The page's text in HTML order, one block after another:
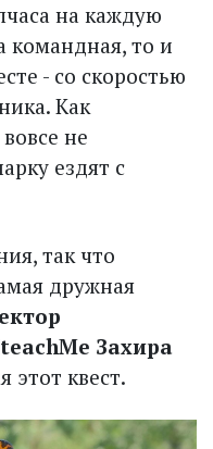
на каждую
командная, то и
- со скоростью
Как
не
ездят с
так что
дружная
Захира
этот квест.